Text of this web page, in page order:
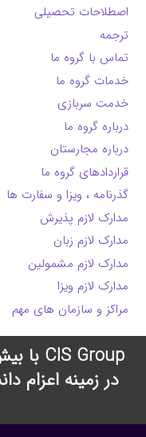
اصطلاحات تحصیلی
ترجمه
تماس با گروه ما
خدمات گروه ما
خدمت سربازی
درباره گروه ما
درباره مجارستان
قراردادهای گروه ما
گذرنامه ، ویزا و سفارت ها
مدارک لازم پذیرش
مدارک لازم زبان
مدارک لازم مشمولین
مدارک لازم ویزا
مراکز و سازمان های مهم
در زمینه اعزام